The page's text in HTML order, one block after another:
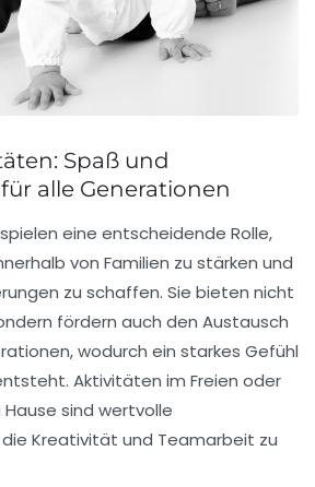
Spaß und
alle Generationen
eine entscheidende Rolle,
von Familien zu stärken und
zu schaffen. Sie bieten nicht
fördern auch den Austausch
wodurch ein starkes Gefühl
Aktivitäten im Freien oder
sind wertvolle
Kreativität und Teamarbeit zu